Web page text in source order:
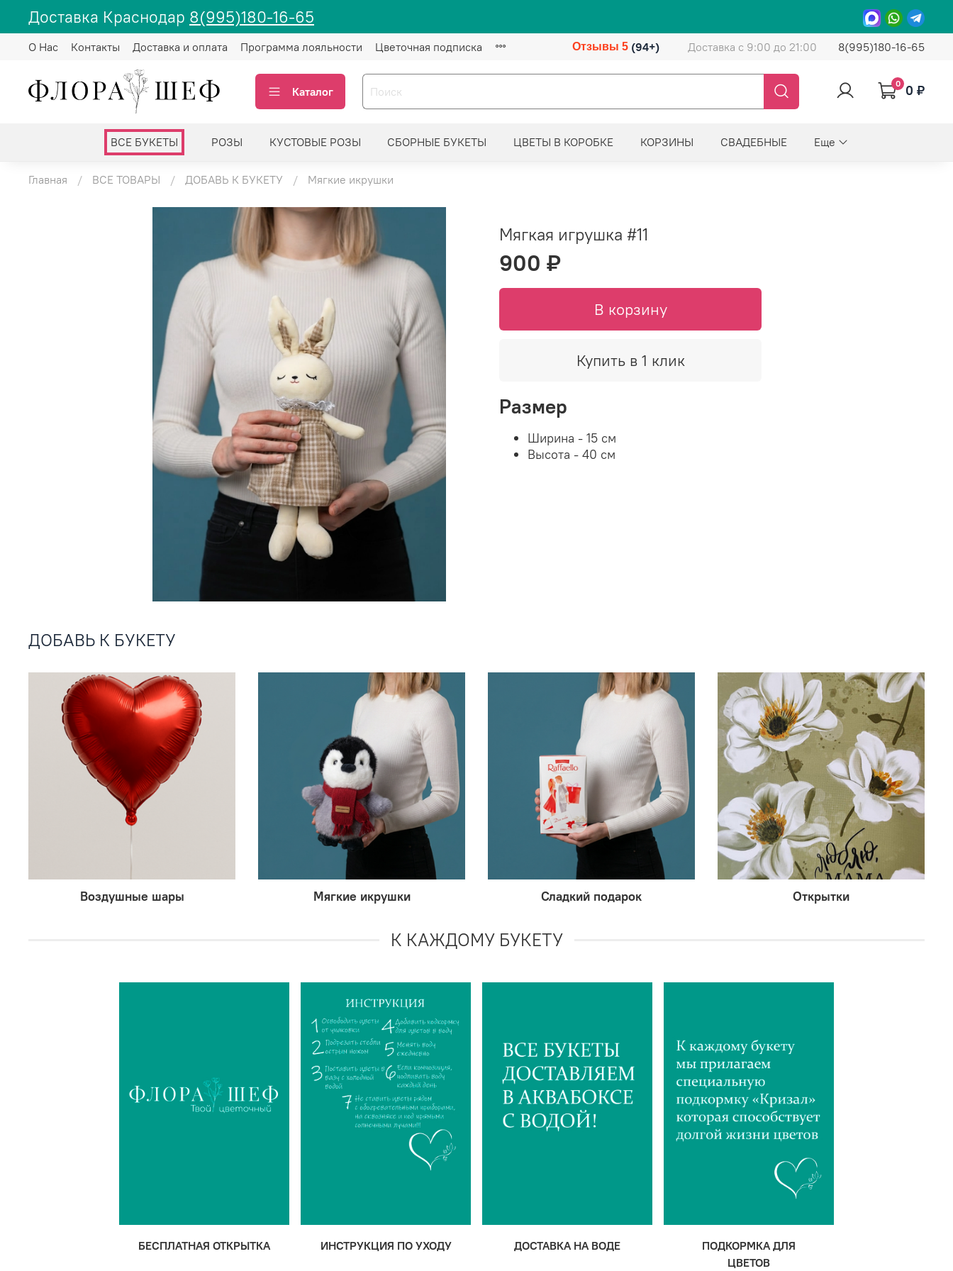
Доставка Краснодар 8(995)180-16-65
О Нас Контакты Доставка и оплата Программа лояльности Цветочная подписка Отзывы 5 (94+) Доставка с 9:00 до 21:00 8(995)180-16-65
Каталог
0 0 ₽
ВСЕ БУКЕТЫ РОЗЫ КУСТОВЫЕ РОЗЫ СБОРНЫЕ БУКЕТЫ ЦВЕТЫ В КОРОБКЕ КОРЗИНЫ СВАДЕБНЫЕ Еще
Главная ВСЕ ТОВАРЫ ДОБАВЬ К БУКЕТУ Мягкие икрушки
Мягкая игрушка #11
900 ₽
В корзину
Купить в 1 клик
Размер
Ширина - 15 см
Высота - 40 см
ДОБАВЬ К БУКЕТУ
Воздушные шары Мягкие икрушки Сладкий подарок Открытки
К КАЖДОМУ БУКЕТУ
БЕСПЛАТНАЯ ОТКРЫТКА ИНСТРУКЦИЯ ПО УХОДУ ДОСТАВКА НА ВОДЕ
ПОДКОРМКА ДЛЯ
ЦВЕТОВ